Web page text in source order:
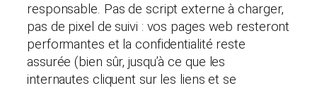
responsable. Pas de script externe à charger,
pas de pixel de suivi : vos pages web resteront
performantes et la confidentialité reste
assurée (bien sûr, jusqu’à ce que les
internautes cliquent sur les liens et se